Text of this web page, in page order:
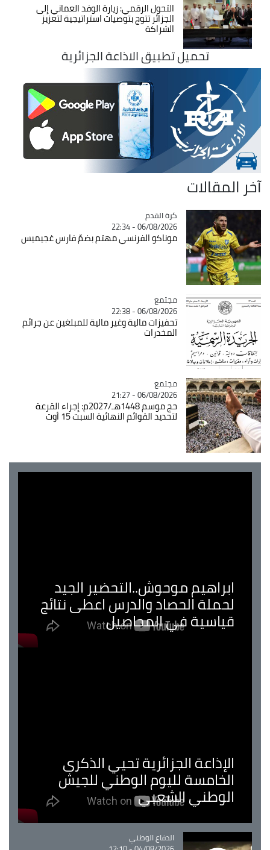
التحول الرقمي: زيارة الوفد العماني إلى
الجزائر تتوج بتوصيات استراتيجية لتعزيز
الشراكة
تحميل تطبيق الاذاعة الجزائرية
آخر المقالات
Catégorie
كرة القدم
06/08/2026 - 22:34
موناكو الفرنسي مهتم بضمّ فارس غجيميس
Catégorie
مجتمع
06/08/2026 - 22:38
تحفيزات مالية وغير مالية للمبلغين عن جرائم
المخدرات
Catégorie
مجتمع
06/08/2026 - 21:27
حج موسم 1448هـ/2027م: إجراء القرعة
لتحديد القوائم النهائية السبت 15 أوت
ابراهيم موحوش..التحضير الجيد
لحملة الحصاد والدرس اعطى نتائج
قياسية في المحاصيل
الإذاعة الجزائرية تحيي الذكرى
الخامسة لليوم الوطني للجيش
الوطني الشعبي
Catégorie
الدفاع الوطني